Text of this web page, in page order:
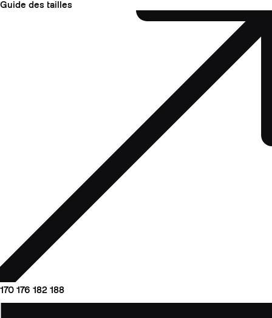
Guide des tailles
170 176 182 188